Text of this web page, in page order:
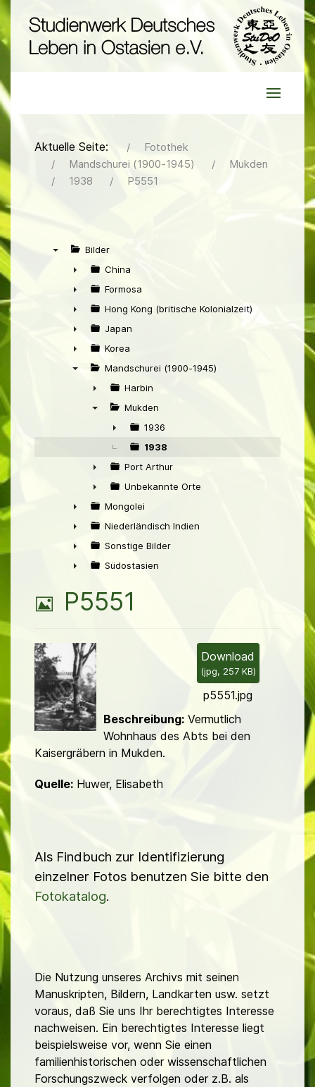
Aktuelle Seite:
Fotothek
Mandschurei (1900-1945)
Mukden
1938
P5551
Bilder
►
China
►
Formosa
►
Hong Kong (britische Kolonialzeit)
►
Japan
►
Korea
Mandschurei (1900-1945)
►
Harbin
Mukden
►
1936
1938
►
Port Arthur
►
Unbekannte Orte
►
Mongolei
►
Niederländisch Indien
►
Sonstige Bilder
Südostasien
B
l
d
P5551
Download
(jpg, 257 KB)
p5551.jpg
Beschreibung:Vermutlich
Wohnhaus des Abts bei den
Kaisergräbern in Mukden.
Quelle: Huwer, Elisabeth
Als Findbuch zur Identifizierung
einzelner Fotos benutzen Sie bitte den
Fotokatalog.
Die Nutzung unseres Archivs mit seinen
Manuskripten, Bildern, Landkarten usw. setzt
voraus, daß Sie uns Ihr berechtigtes Interesse
nachweisen. Ein berechtigtes Interesse liegt
beispielsweise vor, wenn Sie einen
familienhistorischen oder wissenschaftlichen
Forschungszweck verfolgen oder z.B. als